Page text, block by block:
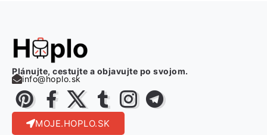
Plánujte, cestujte a objavujte po svojom.
info@hoplo.sk
MOJE.HOPLO.SK